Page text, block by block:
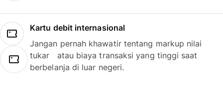
Kartu debit internasional
Jangan pernah khawatir tentang markup nilai
tukar atau biaya transaksi yang tinggi saat
berbelanja di luar negeri.